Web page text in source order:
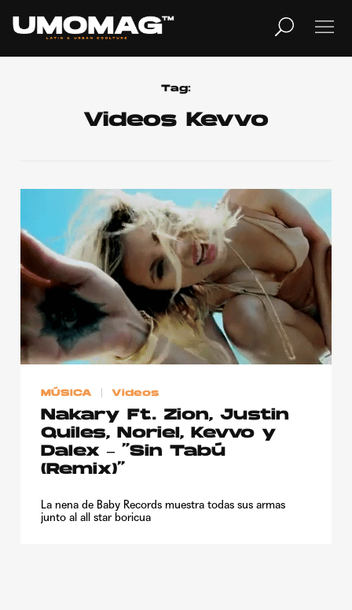
Home
Cover Story
Publicidad
Contacto
Aviso Legal
Tag:
Videos Kevvo
MÚSICA Videos
Nakary Ft. Zion, Justin
Quiles, Noriel, Kevvo y
Dalex – “Sin Tabú
(Remix)”
La nena de Baby Records muestra todas sus armas
junto al all star boricua